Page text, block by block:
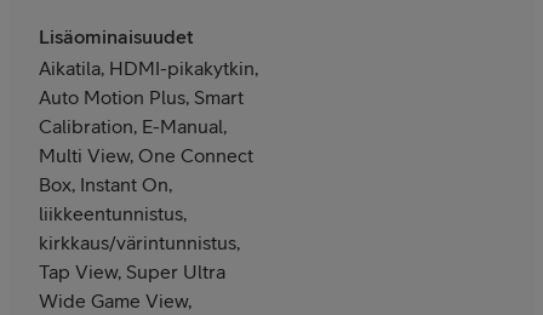
Lisäominaisuudet
Aikatila, HDMI-pikakytkin,
Auto Motion Plus, Smart
Calibration, E-Manual,
Multi View, One Connect
Box, Instant On,
liikkeentunnistus,
kirkkaus/värintunnistus,
Tap View, Super Ultra
Wide Game View,